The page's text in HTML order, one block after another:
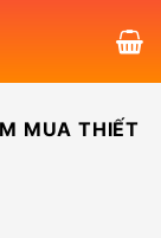
MUA THIẾT